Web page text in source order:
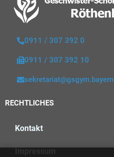
0911 / 307 392 0
0911 / 307 392 10
sekretariat@gsgym.bayern
RECHTLICHES
Kontakt
Impressum